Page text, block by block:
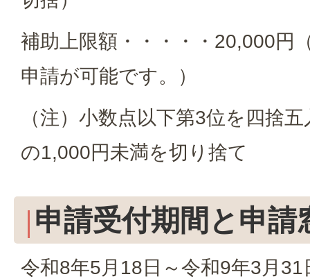
補助上限額・・・・・20,000円
申請が可能です。）
（注）小数点以下第3位を四捨
の1,000円未満を切り捨て
申請受付期間と申請
令和8年5月18日～令和9年3月31